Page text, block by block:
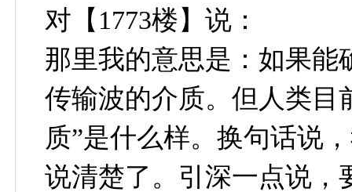
对【1773楼】说：
那里我的意思是：如果能
传输波的介质。但人类目
质”是什么样。换句话说
说清楚了。引深一点说，